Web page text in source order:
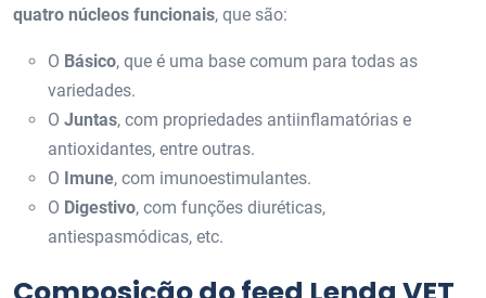
quatro núcleos funcionais, que são:
O Básico, que é uma base comum para todas as
variedades.
O Juntas, com propriedades antiinflamatórias e
antioxidantes, entre outras.
O Imune, com imunoestimulantes.
O Digestivo, com funções diuréticas,
antiespasmódicas, etc.